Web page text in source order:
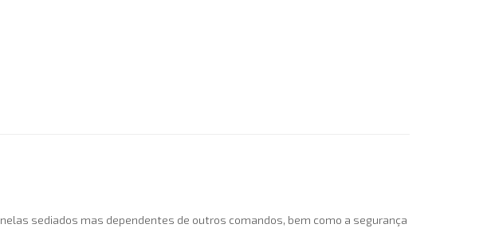
sediados mas dependentes de outros comandos, bem como a segurança